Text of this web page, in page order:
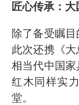
匠心传承：
除了备受瞩
此次还携《
相当代中国
红木同样实
堂。